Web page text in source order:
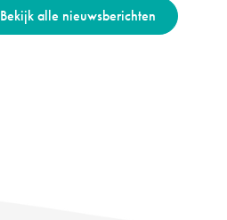
Bekijk alle nieuwsberichten